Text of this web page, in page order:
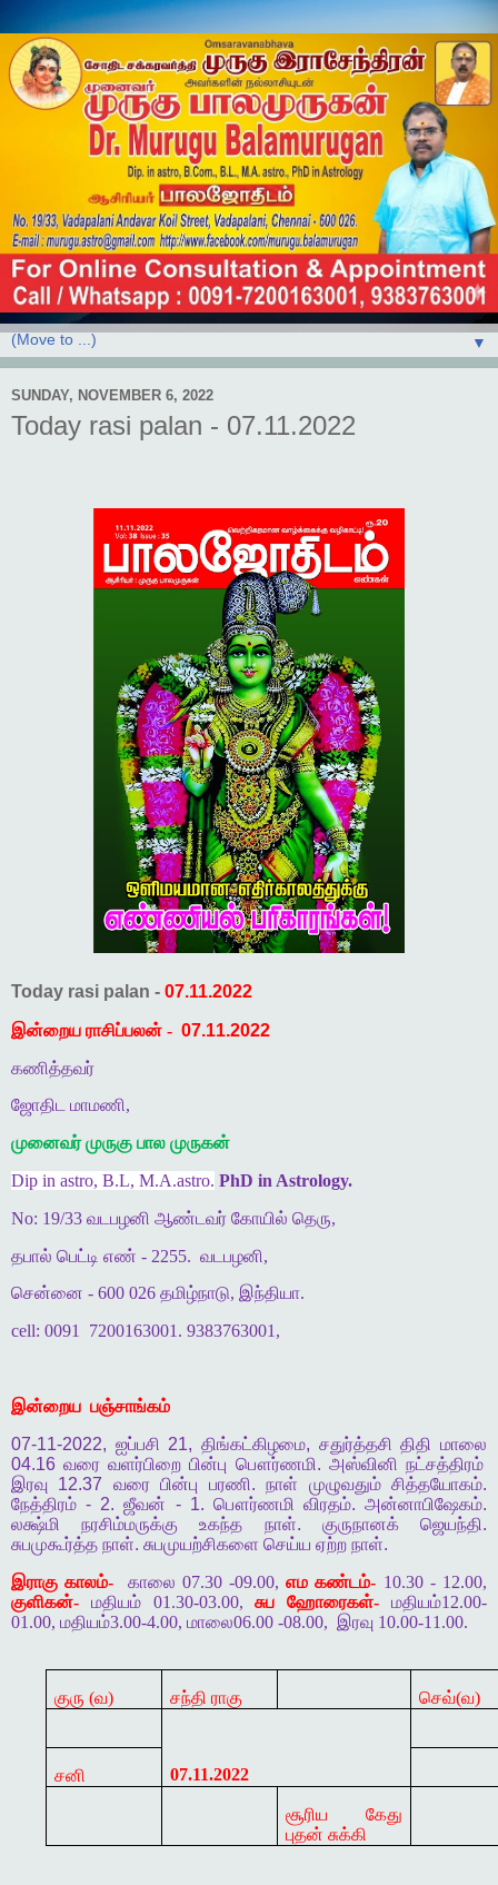
▼
SUNDAY, NOVEMBER 6, 2022
Today rasi palan - 07.11.2022
Today rasi palan - 07.11.2022
இன்றைய ராசிப்பலன் - 07.11.2022
கணித்தவர்
ஜோதிட மாமணி,
முனைவர் முருகு பால முருகன்
Dip in astro, B.L, M.A.astro. PhD in Astrology.
No: 19/33 வடபழனி ஆண்டவர் கோயில் தெரு,
தபால் பெட்டி எண் - 2255. வடபழனி,
சென்னை - 600 026 தமிழ்நாடு, இந்தியா.
cell: 0091
7200163001. 9383763001,
இன்றைய பஞ்சாங்கம்
07-11-2022, ஐப்பசி 21,திங்கட்கிழமை, சதுர்த்தசி திதி மாலை
04.16வரை வளர்பிறை பின்பு பௌர்ணமி. அஸ்வினி நட்சத்திரம்
இரவு 12.37 வரை பின்பு பரணி.நாள் முழுவதும் சித்தயோகம்.
நேத்திரம் - 2.ஜீவன் - 1. பௌர்ணமி விரதம். அன்னாபிஷேகம்.
லக்ஷ்மி
நரசிம்மருக்கு உகந்த நாள். குருநானக் ஜெயந்தி.
சுபமுகூர்த்த நாள். சுபமுயற்சிகளை செய்ய ஏற்ற நாள்.
இராகு காலம்-
காலை 07.30 -09.00,எம கண்டம்- 10.30 - 12.00,
குளிகன்- மதியம் 01.30-03.00,சுப ஹோரைகள்- மதியம்12.00-
01.00, மதியம்3.00-4.00, மாலை06.00 -08.00, இரவு 10.00-11.00.
குரு (வ) சந்தி ராகு செவ்(வ)
07.11.2022
சனி
சூரிய கேது
புதன் சுக்கி